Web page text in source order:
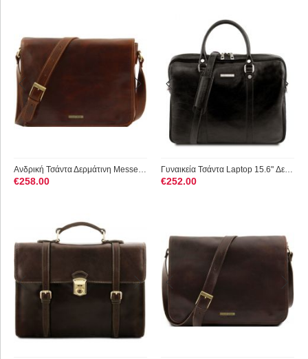
Ανδρική Τσάντα Δερμάτινη Messenger Double TL90475 Καφέ Tuscan...
€258.00
Γυναικεία Τσάντα Laptop 15.6" Δερμάτινη Prato TL141283 Μαύρο ...
€252.00